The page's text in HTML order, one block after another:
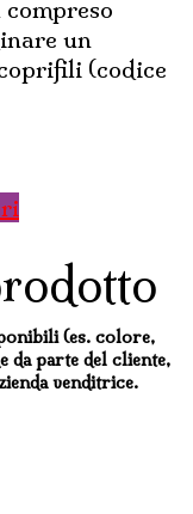
un
(codice
(es. colore,
da parte del cliente,
venditrice.